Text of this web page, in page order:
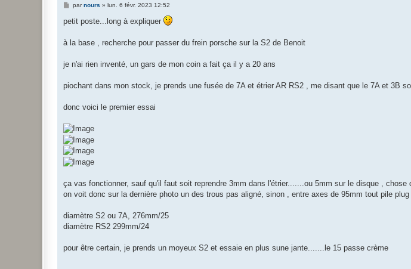
M
s
s
g
e
parnours » lun. 6 févr. 2023 12:52
petit poste...long à expliquer
à la base , recherche pour passer du frein porsche sur la S2 de Benoit
je n'ai rien inventé, un gars de mon coin a fait ça il y a 20 ans
piochant dans mon stock, je prends une fusée de 7A et étrier AR RS2 , me disant que le 7A et 3B
donc voici le premier essai
ça vas fonctionner, sauf qu'il faut soit reprendre 3mm dans l'étrier.......ou 5mm sur le disque , chose
on voit donc sur la dernière photo un des trous pas aligné, sinon , entre axes de 95mm tout pile
diamètre S2 ou 7A, 276mm/25
diamètre RS2 299mm/24
pour être certain, je prends un moyeux S2 et essaie en plus sune jante.......le 15 passe crème